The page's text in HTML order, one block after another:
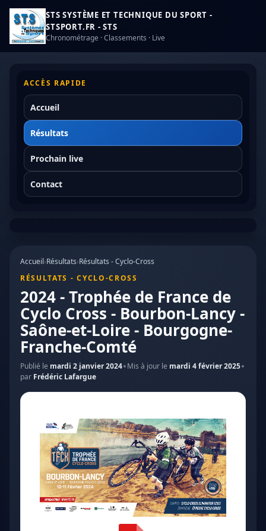
STS SYSTÈME ET TECHNIQUE DU SPORT -
STSPORT.FR - STS
Chronométrage · Classements · Live
ACCÈS RAPIDE
Accueil
Résultats
Prochain live
Contact
Accueil›Résultats›Résultats - Cyclo-Cross
RÉSULTATS - CYCLO-CROSS
2024 - Trophée de France de
Cyclo Cross - Bourbon-Lancy -
Saône-et-Loire - Bourgogne-
Franche-Comté
Publié le mardi 2 janvier 2024 Mis à jour le mardi 4 février 2025
par Frédéric Lafargue